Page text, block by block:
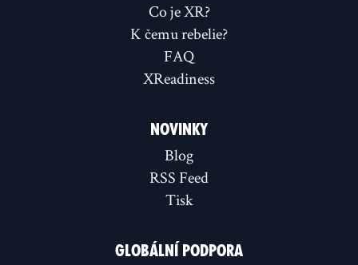
Co je XR?
K čemu rebelie?
FAQ
XReadiness
NOVINKY
Blog
RSS Feed
Tisk
GLOBÁLNÍ PODPORA